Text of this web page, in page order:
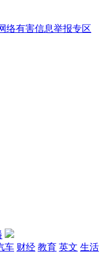
络有害信息举报专区
车 财经 教育 英文 生活